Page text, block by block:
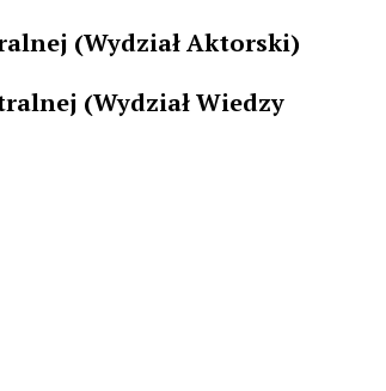
(Wydział Aktorski)
(Wydział Wiedzy